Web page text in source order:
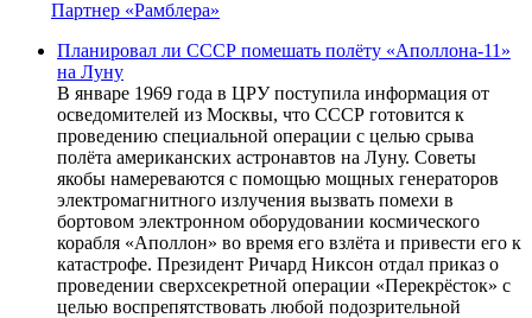
Партнер «Рамблера»
Планировал ли СССР помешать полёту «Аполлона-11»
на Луну
В январе 1969 года в ЦРУ поступила информация от
осведомителей из Москвы, что СССР готовится к
проведению специальной операции с целью срыва
полёта американских астронавтов на Луну. Советы
якобы намереваются с помощью мощных генераторов
электромагнитного излучения вызвать помехи в
бортовом электронном оборудовании космического
корабля «Аполлон» во время его взлёта и привести его к
катастрофе. Президент Ричард Никсон отдал приказ о
проведении сверхсекретной операции «Перекрёсток» с
целью воспрепятствовать любой подозрительной